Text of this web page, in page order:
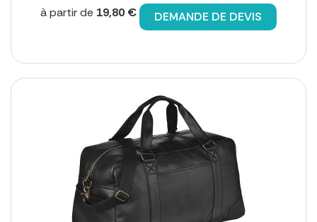
à partir de 19,80 € DEMANDE DE DEVIS